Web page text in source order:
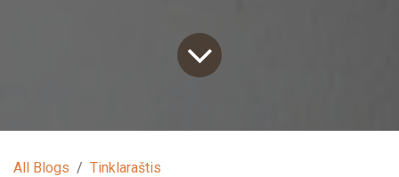
All Blogs
Tinklaraštis